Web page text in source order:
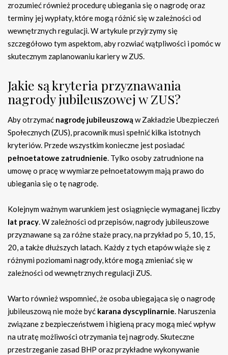
zrozumieć również procedurę ubiegania się o nagrodę oraz
terminy jej wypłaty, które mogą różnić się w zależności od
wewnętrznych regulacji. W artykule przyjrzymy się
szczegółowo tym aspektom, aby rozwiać wątpliwości i pomóc w
skutecznym zaplanowaniu kariery w ZUS.
Jakie są kryteria przyznawania
nagrody jubileuszowej w ZUS?
Aby otrzymać nagrodę jubileuszową w Zakładzie Ubezpieczeń
Społecznych (ZUS), pracownik musi spełnić kilka istotnych
kryteriów. Przede wszystkim konieczne jest posiadać
pełnoetatowe zatrudnienie. Tylko osoby zatrudnione na
umowę o pracę w wymiarze pełnoetatowym mają prawo do
ubiegania się o tę nagrodę.
Kolejnym ważnym warunkiem jest osiągnięcie wymaganej liczby
lat pracy. W zależności od przepisów, nagrody jubileuszowe
przyznawane są za różne staże pracy, na przykład po 5, 10, 15,
20, a także dłuższych latach. Każdy z tych etapów wiąże się z
różnymi poziomami nagrody, które mogą zmieniać się w
zależności od wewnętrznych regulacji ZUS.
Warto również wspomnieć, że osoba ubiegająca się o nagrodę
jubileuszową nie może być karana dyscyplinarnie. Naruszenia
związane z bezpieczeństwem i higieną pracy mogą mieć wpływ
na utratę możliwości otrzymania tej nagrody. Skuteczne
przestrzeganie zasad BHP oraz przykładne wykonywanie